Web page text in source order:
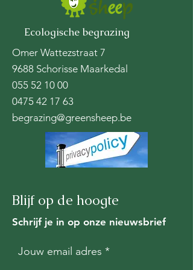
Ecologische begrazing
Omer Wattezstraat 7
9688 Schorisse Maarkedal
055 52 10 00
0475 42 17 63
begrazing@greensheep.be
Blijf op de hoogte
Schrijf je in op onze nieuwsbrief
Jouw email adres